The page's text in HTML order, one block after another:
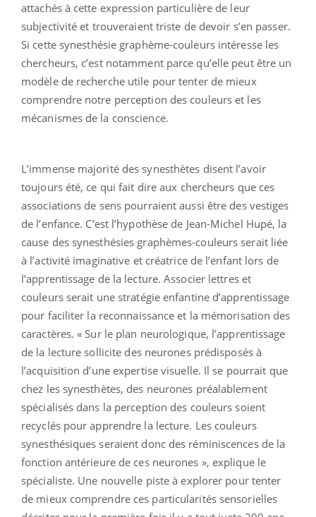
attachés à cette expression particulière de leur
subjectivité et trouveraient triste de devoir s’en passer.
Si cette synesthésie graphème-couleurs intéresse les
chercheurs, c’est notamment parce qu’elle peut être un
modèle de recherche utile pour tenter de mieux
comprendre notre perception des couleurs et les
mécanismes de la conscience.
L’immense majorité des synesthètes disent l’avoir
toujours été, ce qui fait dire aux chercheurs que ces
associations de sens pourraient aussi être des vestiges
de l’enfance. C’est l’hypothèse de Jean-Michel Hupé, la
cause des synesthésies graphèmes-couleurs serait liée
à l’activité imaginative et créatrice de l’enfant lors de
l’apprentissage de la lecture. Associer lettres et
couleurs serait une stratégie enfantine d’apprentissage
pour faciliter la reconnaissance et la mémorisation des
caractères. « Sur le plan neurologique, l’apprentissage
de la lecture sollicite des neurones prédisposés à
l’acquisition d’une expertise visuelle. Il se pourrait que
chez les synesthètes, des neurones préalablement
spécialisés dans la perception des couleurs soient
recyclés pour apprendre la lecture. Les couleurs
synesthésiques seraient donc des réminiscences de la
fonction antérieure de ces neurones », explique le
spécialiste. Une nouvelle piste à explorer pour tenter
de mieux comprendre ces particularités sensorielles